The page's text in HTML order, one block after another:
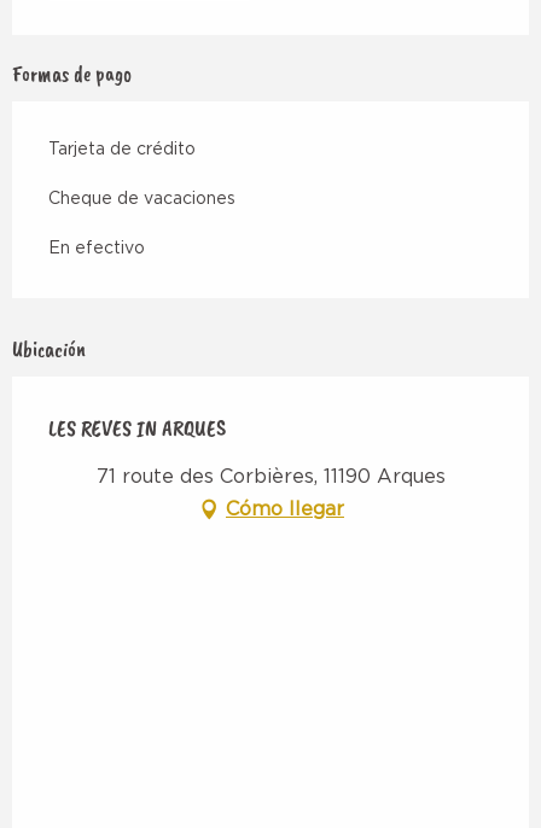
Formas de pago
Tarjeta de crédito
Cheque de vacaciones
En efectivo
Ubicación
LES REVES IN ARQUES
71 route des Corbières, 11190 Arques
Cómo llegar